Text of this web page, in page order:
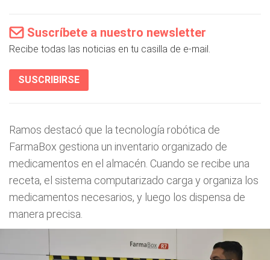
Suscríbete a nuestro newsletter
Recibe todas las noticias en tu casilla de e-mail.
SUSCRIBIRSE
Ramos destacó que la tecnología robótica de
FarmaBox gestiona un inventario organizado de
medicamentos en el almacén. Cuando se recibe una
receta, el sistema computarizado carga y organiza los
medicamentos necesarios, y luego los dispensa de
manera precisa.